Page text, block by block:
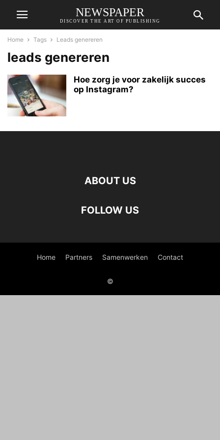
NEWSPAPER
DISCOVER THE ART OF PUBLISHING
Home Tags Leads genereren
leads genereren
Hoe zorg je voor zakelijk succes
op Instagram?
ABOUT US
FOLLOW US
Home Partners Samenwerken Contact
©